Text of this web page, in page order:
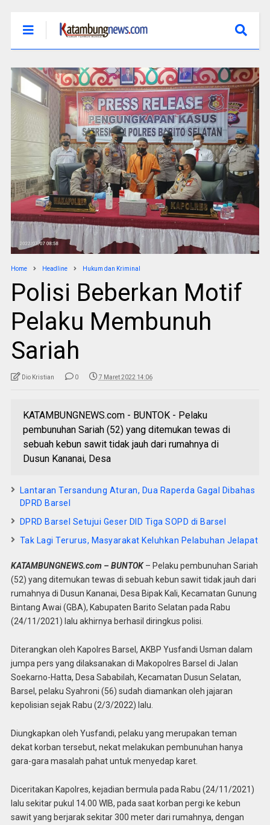
Home Headline Hukum dan Kriminal
Polisi Beberkan Motif
Pelaku Membunuh
Sariah
Dio Kristian 0 7 Maret 2022 14:06
KATAMBUNGNEWS.com - BUNTOK - Pelaku
pembunuhan Sariah (52) yang ditemukan tewas di
sebuah kebun sawit tidak jauh dari rumahnya di
Dusun Kananai, Desa
Lantaran Tersandung Aturan, Dua Raperda Gagal Dibahas
DPRD Barsel
DPRD Barsel Setujui Geser DID Tiga SOPD di Barsel
Tak Lagi Terurus, Masyarakat Keluhkan Pelabuhan Jelapat
KATAMBUNGNEWS.com – BUNTOK – Pelaku pembunuhan Sariah
(52) yang ditemukan tewas di sebuah kebun sawit tidak jauh dari
rumahnya di Dusun Kananai, Desa Bipak Kali, Kecamatan Gunung
Bintang Awai (GBA), Kabupaten Barito Selatan pada Rabu
(24/11/2021) lalu akhirnya berhasil diringkus polisi.
Diterangkan oleh Kapolres Barsel, AKBP Yusfandi Usman dalam
jumpa pers yang dilaksanakan di Makopolres Barsel di Jalan
Soekarno-Hatta, Desa Sababilah, Kecamatan Dusun Selatan,
Barsel, pelaku Syahroni (56) sudah diamankan oleh jajaran
kepolisian sejak Rabu (2/3/2022) lalu.
Diungkapkan oleh Yusfandi, pelaku yang merupakan teman
dekat korban tersebut, nekat melakukan pembunuhan hanya
gara-gara masalah pahat untuk menyedap karet.
Diceritakan Kapolres, kejadian bermula pada Rabu (24/11/2021)
lalu sekitar pukul 14.00 WIB, pada saat korban pergi ke kebun
sawit yang berjarak sekitar 300 meter dari rumahnya, dengan